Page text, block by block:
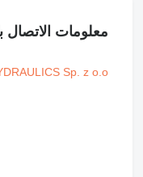
معلومات الاتصال
Sp. z o.o.